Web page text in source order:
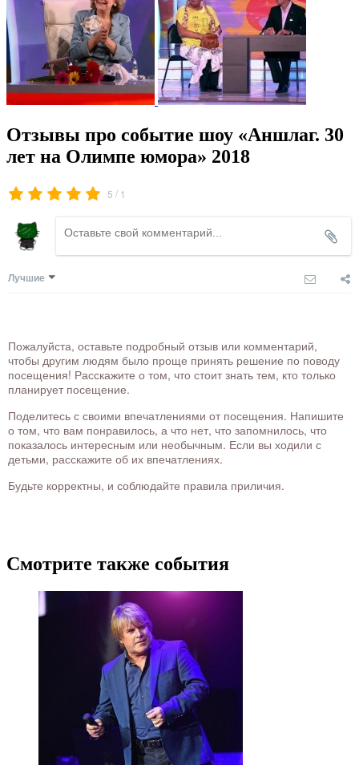
Отзывы про событие шоу «Аншлаг. 30
лет на Олимпе юмора» 2018
5 / 1
Лучшие
Пожалуйста, оставьте подробный отзыв или комментарий,
чтобы другим людям было проще принять решение по поводу
посещения! Расскажите о том, что стоит знать тем, кто только
планирует посещение.
Поделитесь с своими впечатлениями от посещения. Напишите
о том, что вам понравилось, а что нет, что запомнилось, что
показалось интересным или необычным. Если вы ходили с
детьми, расскажите об их впечатлениях.
Будьте корректны, и соблюдайте правила приличия.
Смотрите также события